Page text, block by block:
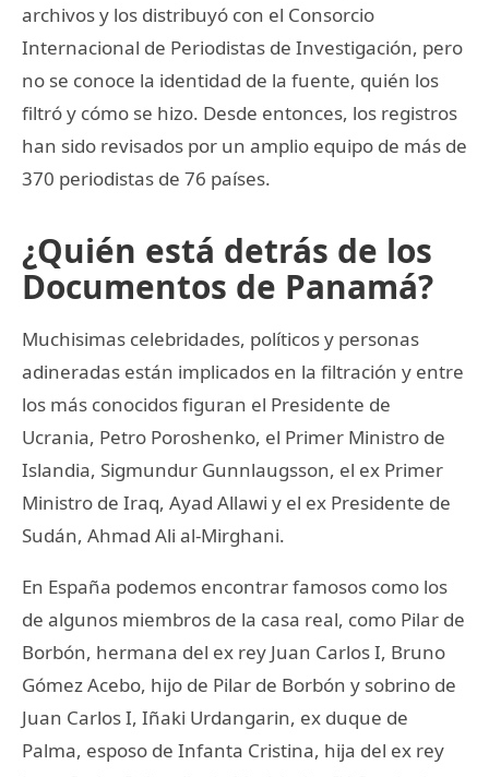
archivos y los distribuyó con el Consorcio
Internacional de Periodistas de Investigación, pero
no se conoce la identidad de la fuente, quién los
filtró y cómo se hizo. Desde entonces, los registros
han sido revisados por un amplio equipo de más de
370 periodistas de 76 países.
¿Quién está detrás de los
Documentos de Panamá?
Muchisimas celebridades, políticos y personas
adineradas están implicados en la filtración y entre
los más conocidos figuran el Presidente de
Ucrania, Petro Poroshenko, el Primer Ministro de
Islandia, Sigmundur Gunnlaugsson, el ex Primer
Ministro de Iraq, Ayad Allawi y el ex Presidente de
Sudán, Ahmad Ali al-Mirghani.
En España podemos encontrar famosos como los
de algunos miembros de la casa real, como Pilar de
Borbón, hermana del ex rey Juan Carlos I, Bruno
Gómez Acebo, hijo de Pilar de Borbón y sobrino de
Juan Carlos I, Iñaki Urdangarin, ex duque de
Palma, esposo de Infanta Cristina, hija del ex rey